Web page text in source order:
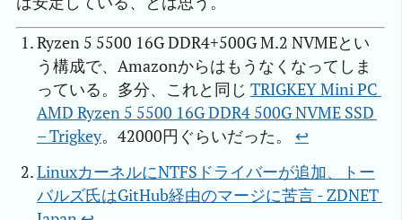
Ryzen 5 5500 16G DDR4+500G M.2 NVMEとい
う構成で、Amazonからはもうなくなってしま
っている。多分、これと同じ TRIGKEY Mini PC
AMD Ryzen 5 5500 16G DDR4 500G NVME SSD
– Trigkey。42000円ぐらいだった。 ↩︎
LinuxカーネルにNTFSドライバーが追加、トー
バルズ氏はGitHub経由のマージに苦言 - ZDNET